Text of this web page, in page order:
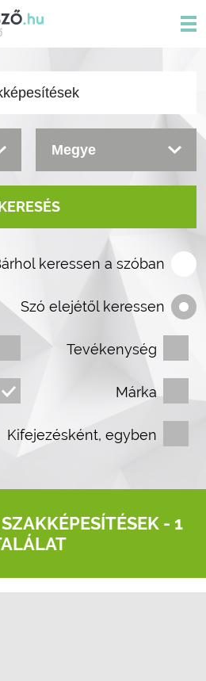
keressen a szóban
Szó elejétől keressen
Tevékenység
Márka
Kifejezésként, egyben
- 1